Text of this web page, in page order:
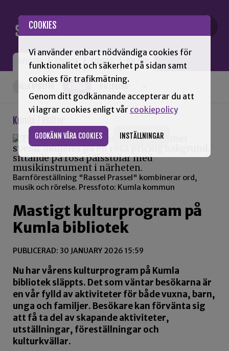
COOKIES
Vi använder enbart nödvändiga cookies för
funktionalitet och säkerhet på sidan samt
cookies för trafikmätning.
Genom ditt godkännande accepterar du att
vi lagrar cookies enligt vår cookiepolicy
GODKÄNN VÅRA COOKIES INSTÄLLNINGAR
NYHETER OPINION TIDNING OM SNN
HALLSBERG
Kumla / Kultur
Barnföreställning "Rassel Prassel" kombinerar ord,
musik och rörelse. Pressfoto: Kumla kommun
Mastigt kulturprogram på
Kumla bibliotek
PUBLICERAD: 30 JANUARY 2026 15:59
Nu har vårens kulturprogram på Kumla
bibliotek släppts. Det som väntar besökarna är
en vår fylld av aktiviteter för både vuxna, barn,
unga och familjer. Besökare kan förvänta sig
att få ta del av skapande aktiviteter,
utställningar, föreställningar och
kulturkvällar.